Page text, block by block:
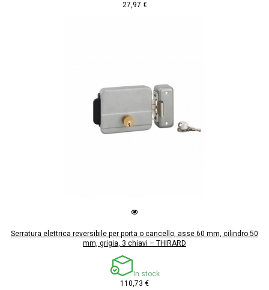
27,97 €
Serratura elettrica reversibile per porta o cancello, asse 60 mm, cilindro 50
mm, grigia, 3 chiavi – THIRARD
In stock
110,73 €